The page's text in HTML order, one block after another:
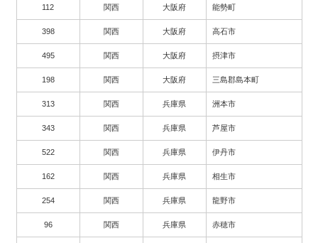
112 関西 大阪府 能勢町
398 関西 大阪府 高石市
495 関西 大阪府 摂津市
198 関西 大阪府 三島郡島本町
313 関西 兵庫県 洲本市
343 関西 兵庫県 芦屋市
522 関西 兵庫県 伊丹市
162 関西 兵庫県 相生市
254 関西 兵庫県 龍野市
96 関西 兵庫県 赤穂市